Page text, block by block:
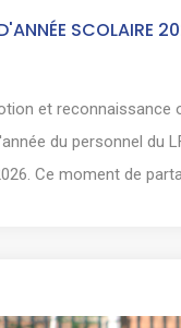
SCOLAIRE
et reconnaissance
du personnel du
Ce moment de